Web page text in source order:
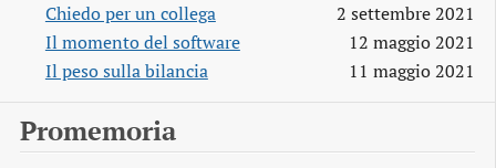
Chiedo per un collega
2 settembre 2021
Il momento del software
12 maggio 2021
Il peso sulla bilancia
11 maggio 2021
Promemoria